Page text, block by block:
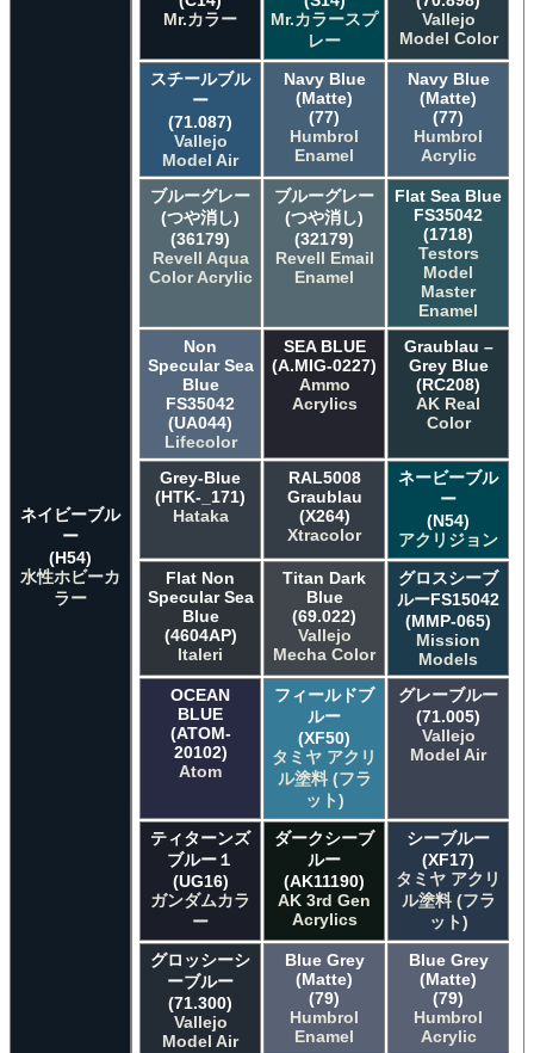
ネイビーブル
ー
(H54)
水性ホビーカ
ラー
Mr.カラー
Mr.カラースプ
レー
Vallejo
Model Color
スチールブル
ー
(71.087)
Vallejo
Model Air
Navy Blue
(Matte)
(77)
Humbrol
Enamel
Navy Blue
(Matte)
(77)
Humbrol
Acrylic
ブルーグレー
(つや消し)
(36179)
Revell Aqua
Color Acrylic
ブルーグレー
(つや消し)
(32179)
Revell Email
Enamel
Flat Sea Blue
FS35042
(1718)
Testors
Model
Master
Enamel
Non
Specular Sea
Blue
FS35042
(UA044)
Lifecolor
SEA BLUE
(A.MIG-0227)
Ammo
Acrylics
Graublau –
Grey Blue
(RC208)
AK Real
Color
Grey-Blue
(HTK-_171)
Hataka
RAL5008
Graublau
(X264)
Xtracolor
ネービーブル
ー
(N54)
アクリジョン
Flat Non
Specular Sea
Blue
(4604AP)
Italeri
Titan Dark
Blue
(69.022)
Vallejo
Mecha Color
グロスシーブ
ルーFS15042
(MMP-065)
Mission
Models
OCEAN
BLUE
(ATOM-
20102)
Atom
フィールドブ
ルー
(XF50)
タミヤ アクリ
ル塗料 (フラ
ット)
グレーブルー
(71.005)
Vallejo
Model Air
ティターンズ
ブルー１
(UG16)
ガンダムカラ
ー
ダークシーブ
ルー
(AK11190)
AK 3rd Gen
Acrylics
シーブルー
(XF17)
タミヤ アクリ
ル塗料 (フラ
ット)
グロッシーシ
ーブルー
(71.300)
Vallejo
Model Air
Blue Grey
(Matte)
(79)
Humbrol
Enamel
Blue Grey
(Matte)
(79)
Humbrol
Acrylic